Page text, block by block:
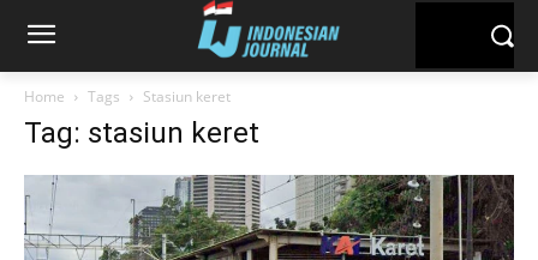
Home Tags Stasiun keret
Tag: stasiun keret